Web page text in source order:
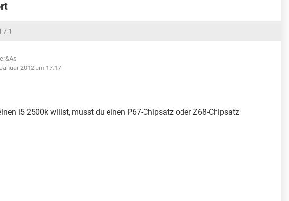
/ 1
2012 um 17:17
i5 2500k willst, musst du einen P67-Chipsatz oder Z68-Chipsatz